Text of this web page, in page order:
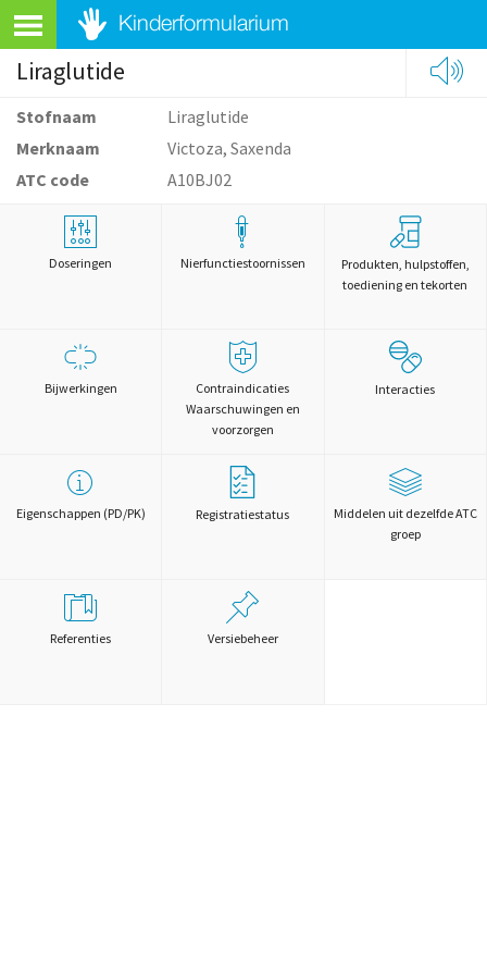
Liraglutide
Stofnaam
Liraglutide
Merknaam
Victoza, Saxenda
ATC code
A10BJ02
Doseringen Nierfunctiestoornissen
Produkten, hulpstoffen,
toediening en tekorten
Bijwerkingen
Contraindicaties
Waarschuwingen en
voorzorgen
Interacties
Eigenschappen (PD/PK) Registratiestatus
Middelen uit dezelfde ATC
groep
Referenties Versiebeheer